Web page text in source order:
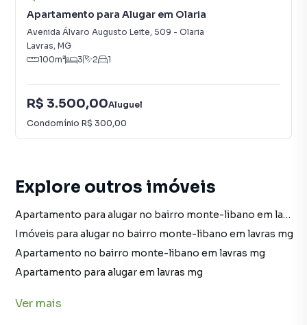
Apartamento para Alugar em Olaria
Avenida Álvaro Augusto Leite, 509 - Olaria
Lavras, MG
100m² 3 2 1
R$ 3.500,00Aluguel
Condomínio R$ 300,00
Explore outros imóveis
Apartamento para alugar no bairro monte-libano em lavras mg com 1 vaga
Imóveis para alugar no bairro monte-libano em lavras mg
Apartamento no bairro monte-libano em lavras mg
Apartamento para alugar em lavras mg
Apartamento em lavras mg
Ver mais